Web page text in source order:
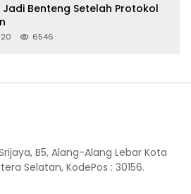
Benteng Setelah Protokol
6546
B5, Alang-Alang Lebar Kota
Selatan, KodePos : 30156.